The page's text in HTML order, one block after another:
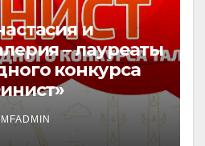
и
– лауреаты
конкурса